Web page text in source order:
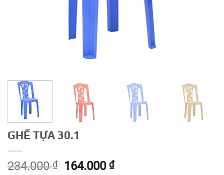
GHẾ TỰA 30.1
234.000₫
Giá
164.000₫Giá